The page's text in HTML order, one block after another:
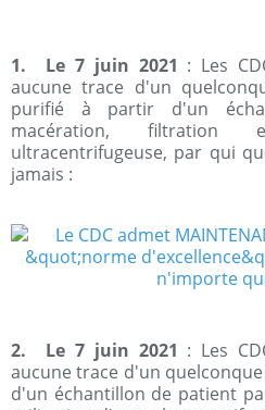
1. Le 7 juin 2021 : Les
aucune trace d'un
purifié à partir d'un
macération, filtration
ultracentrifugeuse, par qui
jamais :
2. Le 7 juin 2021 : Les
aucune trace d'un quelconque
d'un échantillon de patient